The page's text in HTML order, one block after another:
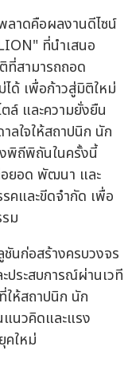
าดคือผลงานดีไซน์
ที่นำเสนอ
ที่สามารถถอด
ได้ เพื่อก้าวสู่มิติใหม่
ล์ และความยั่งยืน
ลใจให้สถาปนิก นัก
พิถีพิถันในครั้งนี้
ยอด พัฒนา และ
คและขีดจำกัด เพื่อ
ม
ชันก่อสร้างครบวงจร
ประสบการณ์ผ่านเวที
ให้สถาปนิก นัก
นวคิดและแรง
คใหม่